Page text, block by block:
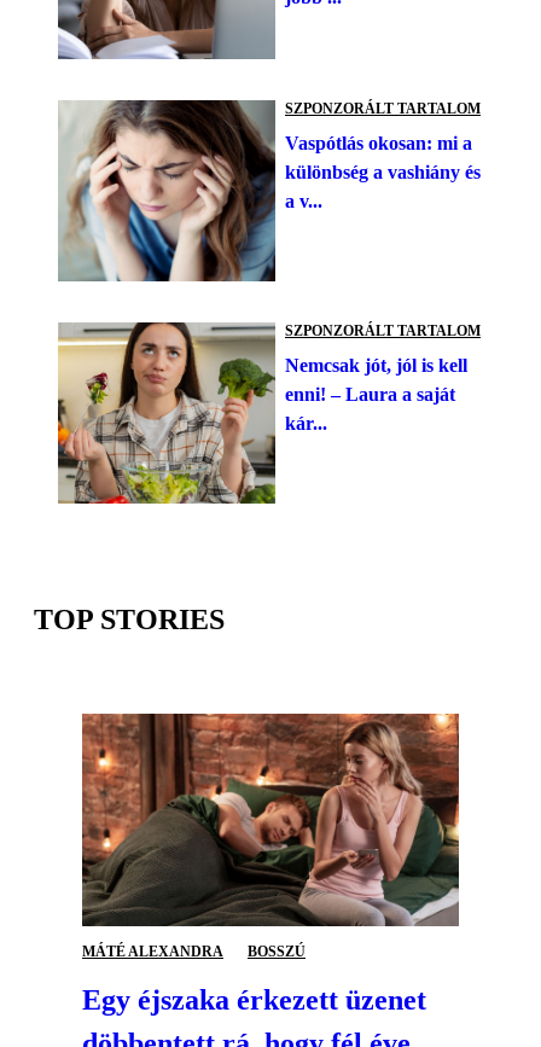
SZPONZORÁLT TARTALOM
Vaspótlás okosan: mi a
különbség a vashiány és
a v...
SZPONZORÁLT TARTALOM
Nemcsak jót, jól is kell
enni! – Laura a saját
kár...
TOP STORIES
MÁTÉ ALEXANDRA BOSSZÚ
Egy éjszaka érkezett üzenet